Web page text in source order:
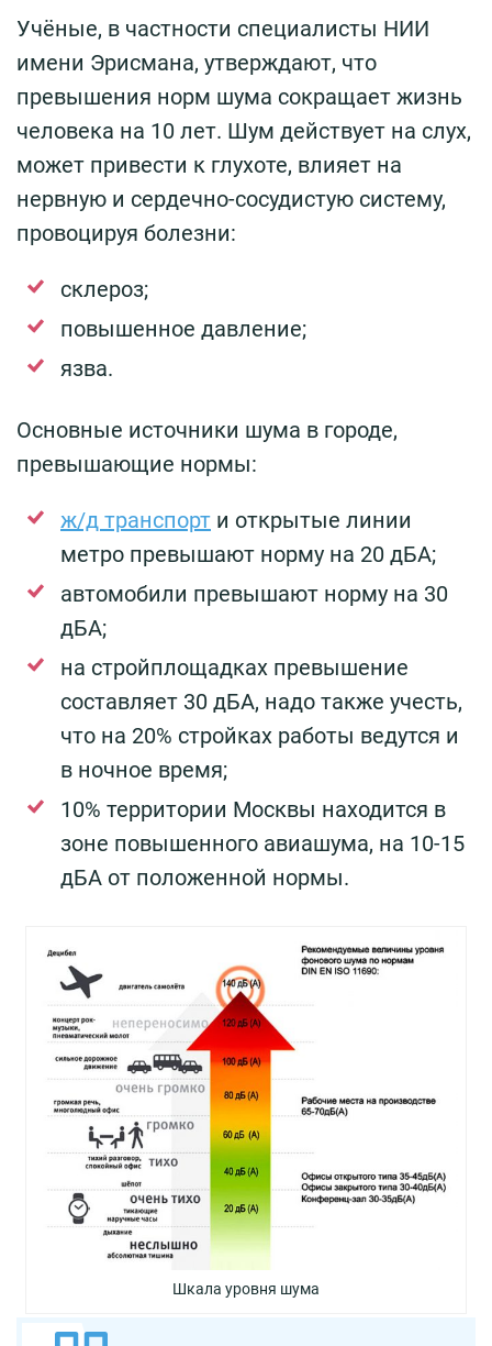
Учёные, в частности специалисты НИИ
имени Эрисмана, утверждают, что
превышения норм шума сокращает жизнь
человека на 10 лет. Шум действует на слух,
может привести к глухоте, влияет на
нервную и сердечно-сосудистую систему,
провоцируя болезни:
склероз;
повышенное давление;
язва.
Основные источники шума в городе,
превышающие нормы:
ж/д транспорт и открытые линии
метро превышают норму на 20 дБА;
автомобили превышают норму на 30
дБА;
на стройплощадках превышение
составляет 30 дБА, надо также учесть,
что на 20% стройках работы ведутся и
в ночное время;
10% территории Москвы находится в
зоне повышенного авиашума, на 10-15
дБА от положенной нормы.
Шкала уровня шума